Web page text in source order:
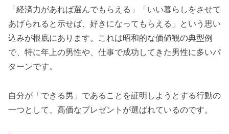
「経済力があれば選んでもらえる」「いい暮らしをさせて
あげられると示せば、好きになってもらえる」という思い
込みが根底にあります。これは昭和的な価値観の典型例
で、特に年上の男性や、仕事で成功してきた男性に多いパ
ターンです。
自分が「できる男」であることを証明しようとする行動の
一つとして、高価なプレゼントが選ばれているのです。